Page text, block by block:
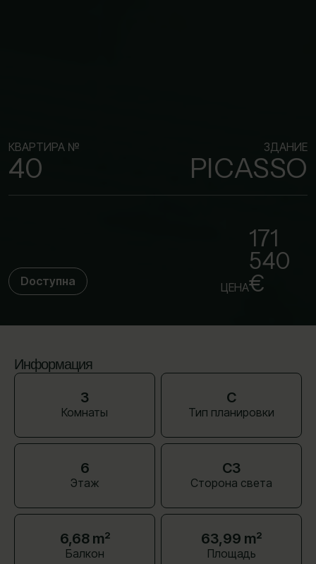
КВАРТИРА №
40
ЗДАНИЕ
PICASSO
Dоступна ЦЕНА
171
540
€
Информация
3
Комнаты
C
Тип планировки
6
Этаж
СЗ
Сторона света
6,68 m²
Балкон
63,99 m²
Площадь